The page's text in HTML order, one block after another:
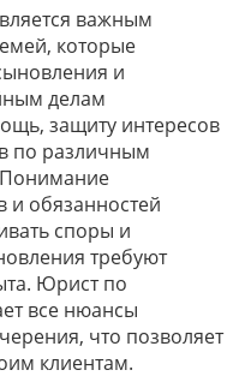
важным
которые
и
делам
защиту интересов
по различным
Понимание
и обязанностей
споры и
требуют
Юрист по
все нюансы
что позволяет
клиентам.